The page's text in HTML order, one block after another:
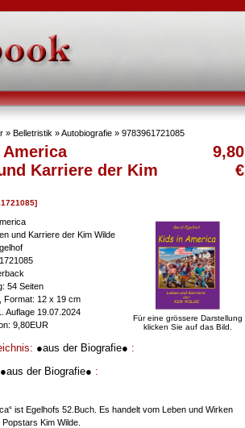
» Belletristik »Autobiografie » 9783961721085
Karriere der Kim
9,80
€
Für eine grössere Darstellung
klicken Sie auf das Bild.
und Karriere der Kim Wilde
54 Seiten
Format: 12 x 19 cm
Auflage 19.07.2024
9,80EUR
●aus der Biografie● :
●aus der Biografie● :
ist Egelhofs 52.Buch. Es handelt vom Leben und Wirken
Kim Wilde.